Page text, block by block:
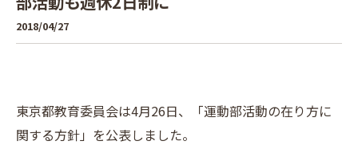
2018/04/27
東京都教育委員会は4月26日、「運動部活動の在り方に
関する方針」を公表しました。